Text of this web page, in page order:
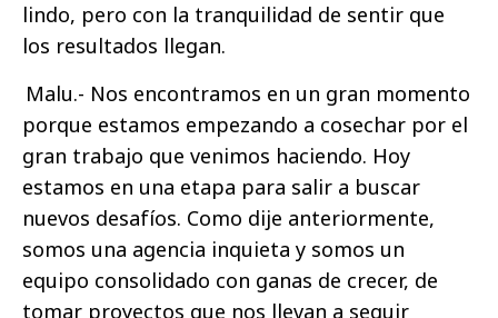
lindo, pero con la tranquilidad de sentir que
los resultados llegan.
Malu.- Nos encontramos en un gran momento
porque estamos empezando a cosechar por el
gran trabajo que venimos haciendo. Hoy
estamos en una etapa para salir a buscar
nuevos desafíos. Como dije anteriormente,
somos una agencia inquieta y somos un
equipo consolidado con ganas de crecer, de
tomar proyectos que nos llevan a seguir